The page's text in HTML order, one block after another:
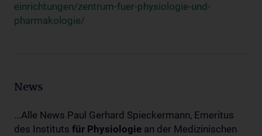
einrichtungen/zentrum-fuer-physiologie-und-
pharmakologie/
News
...Alle News Paul Gerhard Spieckermann, Emeritus
des Instituts für Physiologie an der Medizinischen